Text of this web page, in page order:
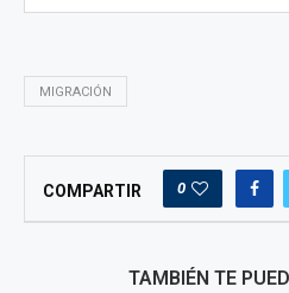
MIGRACIÓN
COMPARTIR 0
TAMBIÉN TE